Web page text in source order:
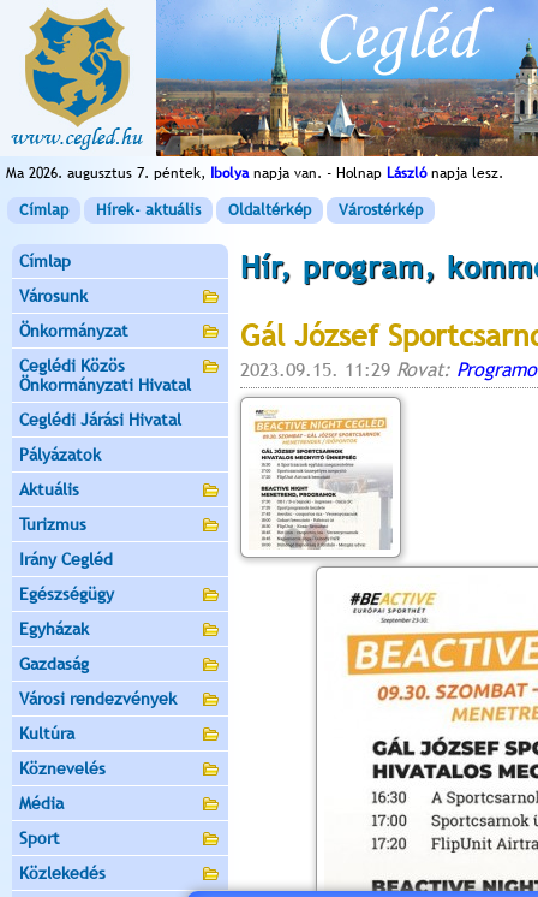
Ma 2026. augusztus 7. péntek, Ibolyanapja van. - Holnap Lászlónapja lesz.
Címlap Hírek- aktuális Oldaltérkép Várostérkép
Címlap
Városunk
Önkormányzat
Ceglédi Közös
Önkormányzati Hivatal
Ceglédi Járási Hivatal
Pályázatok
Aktuális
Turizmus
Irány Cegléd
Egészségügy
Egyházak
Gazdaság
Városi rendezvények
Kultúra
Köznevelés
Média
Sport
Közlekedés
Hír, program,
Gál József
2023.09.15. 11:29 Rovat: